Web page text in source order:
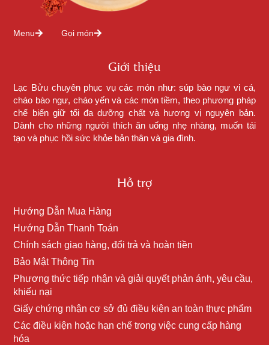
Menu Gọi món
Giới thiệu
Lạc Bửu chuyên phục vụ các món như: súp bào ngư vi cá,
cháo bào ngư, cháo yến và các món tiềm, theo phương pháp
chế biến giữ tối đa dưỡng chất và hương vị nguyên bản.
Dành cho những người thích ăn uống nhẹ nhàng, muốn tái
tạo và phục hồi sức khỏe bản thân và gia đình.
Hỗ trợ
Hướng Dẫn Mua Hàng
Hướng Dẫn Thanh Toán
Chính sách giao hàng, đổi trả và hoàn tiền
Bảo Mật Thông Tin
Phương thức tiếp nhận và giải quyết phản ánh, yêu cầu,
khiếu nại
Giấy chứng nhận cơ sở đủ điều kiện an toàn thực phẩm
Các điều kiện hoặc hạn chế trong việc cung cấp hàng
hóa